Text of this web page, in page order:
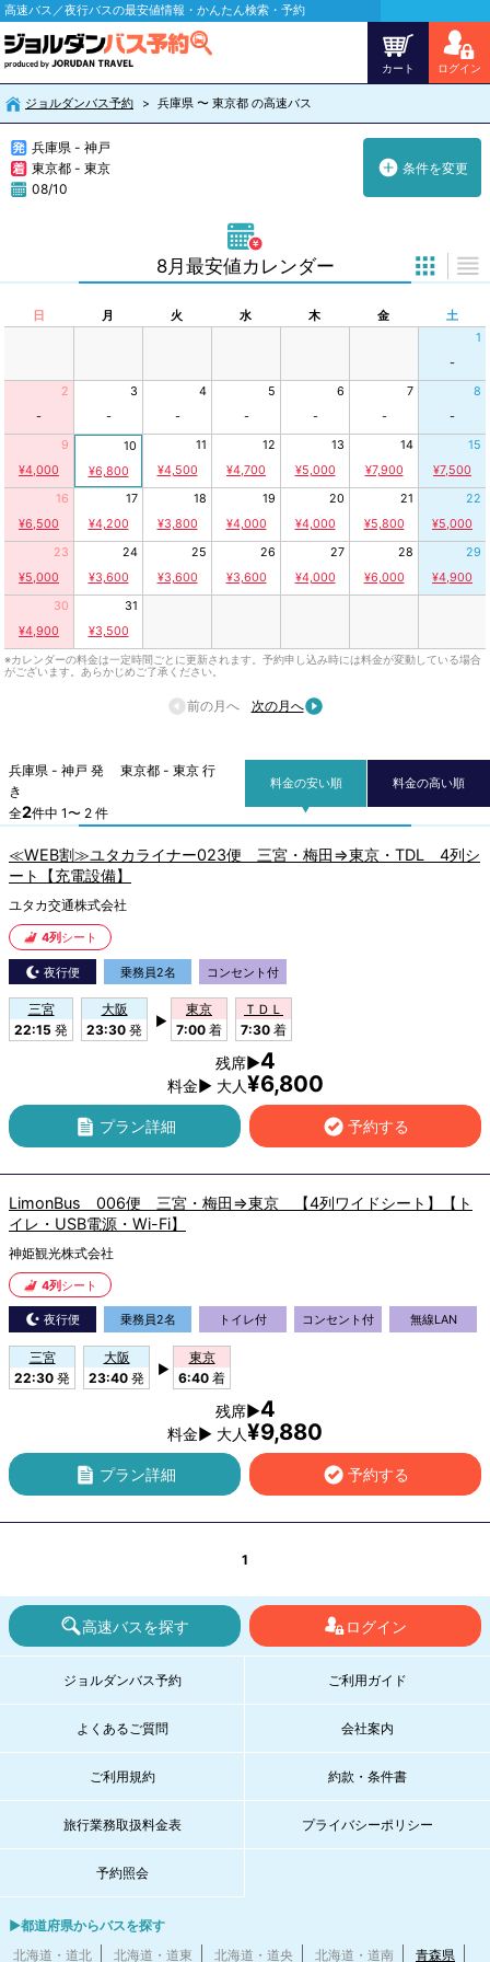
高速バス／夜行バスの最安値情報・かんたん検索・予約
カート ログイン
ジョルダンバス予約 兵庫県 〜 東京都 の高速バス
兵庫県 - 神戸
東京都 - 東京
08/10
条件を変更
8月最安値カレンダー
日 月 火 水 木 金
土
1
-
2
-
3
-
4
-
5
-
6
-
7
-
8
-
9
¥4,000
10
¥6,800
11
¥4,500
12
¥4,700
13
¥5,000
14
¥7,900
15
¥7,500
16
¥6,500
17
¥4,200
18
¥3,800
19
¥4,000
20
¥4,000
21
¥5,800
22
¥5,000
23
¥5,000
24
¥3,600
25
¥3,600
26
¥3,600
27
¥4,000
28
¥6,000
29
¥4,900
30
¥4,900
31
¥3,500
※カレンダーの料金は一定時間ごとに更新されます。予約申し込み時には料金が変動している場合
がございます。あらかじめご了承ください。
前の月へ 次の月へ
兵庫県 - 神戸 発 東京都 - 東京 行
き
全2件中 1〜 2 件
料金の安い順 料金の高い順
≪WEB割≫ユタカライナー023便 三宮・梅田⇒東京・TDL 4列シ
ート【充電設備】
ユタカ交通株式会社
4列 シート
夜行便 乗務員2名 コンセント付
三宮
22:15 発
大阪
23:30 発
▶
東京
7:00 着
ＴＤＬ
7:30 着
残席▶4
料金▶ 大人¥6,800
プラン詳細 予約する
LimonBus 006便 三宮・梅田⇒東京 【4列ワイドシート】【ト
イレ・USB電源・Wi-Fi】
神姫観光株式会社
4列 シート
夜行便 乗務員2名 トイレ付 コンセント付 無線LAN
三宮
22:30 発
大阪
23:40 発
▶
東京
6:40 着
残席▶4
料金▶ 大人¥9,880
プラン詳細 予約する
1
高速バスを探す ログイン
ジョルダンバス予約 ご利用ガイド
よくあるご質問 会社案内
ご利用規約 約款・条件書
旅行業務取扱料金表 プライバシーポリシー
予約照会
▶都道府県からバスを探す
北海道・道北
北海道・道東 北海道・道央 北海道・道南 青森県